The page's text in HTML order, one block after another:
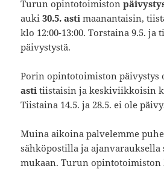
Turun opintotoimiston
auki30.5. astimaanantaisin,
klo 12:00-13:00. Torstaina 9.5. ja
päivystystä.
Porin opintotoimiston
asti tiistaisin ja keskiviikkoisin
Tiistaina 14.5. ja 28.5. ei ole
Muina aikoina palvelemme
sähköpostilla ja ajanvarauksella
mukaan. Turun